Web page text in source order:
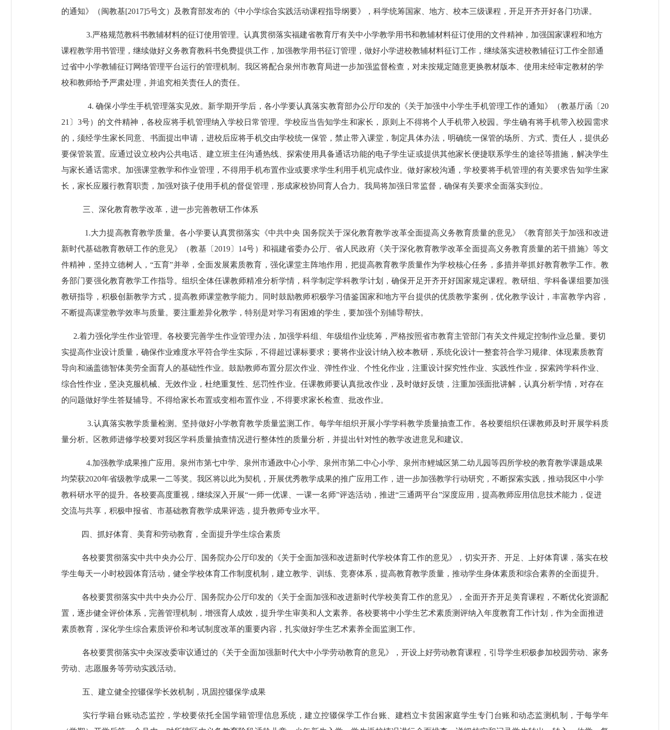
的通知》（闽教基[2017]5号文）及教育部发布的《中小学综合实践活动课程指导纲要》，科学统筹国家、地方、校本三级课程，开足开齐开好各门功课。
3.严格规范教科书教辅材料的征订使用管理。认真贯彻落实福建省教育厅有关中小学教学用书和教辅材料征订使用的文件精神，加强国家课程和地方
课程教学用书管理，继续做好义务教育教科书免费提供工作，加强教学用书征订管理，做好小学进校教辅材料征订工作，继续落实进校教辅征订工作全部通
过省中小学教辅征订网络管理平台运行的管理机制。我区将配合泉州市教育局进一步加强监督检查，对未按规定随意更换教材版本、使用未经审定教材的学
校和教师给予严肃处理，并追究相关责任人的责任。
4.确保小学生手机管理落实见效。新学期开学后，各小学要认真落实教育部办公厅印发的《关于加强中小学生手机管理工作的通知》 （教基厅函〔 20
21 〕 3号）的文件精神，各校应将手机管理纳入学校日常管理。学校应当告知学生和家长，原则上不得将个人手机带入校园。学生确有将手机带入校园需求
的，须经学生家长同意、书面提出申请，进校后应将手机交由学校统一保管，禁止带入课堂，制定具体办法，明确统一保管的场所、方式、责任人，提供必
要保管装置。应通过设立校内公共电话、建立班主任沟通热线、探索使用具备通话功能的电子学生证或提供其他家长便捷联系学生的途径等措施，解决学生
与家长通话需求。加强课堂教学和作业管理，不得用手机布置作业或要求学生利用手机完成作业。做好家校沟通，学校要将手机管理的有关要求告知学生家
长，家长应履行教育职责，加强对孩子使用手机的督促管理，形成家校协同育人合力。 我局将加强日常监督，确保有关要求全面落实到位。
三、深化教育教学改革，进一步完善教研工作体系
1.大力提高教育教学质量。各小学要认真贯彻落实《中共中央 国务院关于深化教育教学改革全面提高义务教育质量的意见》《教育部关于加强和改进
新时代基础教育教研工作的意见》（教基〔 2019〕 14号）和福建省委办公厅、省人民政府《关于深化教育教学改革全面提高义务教育质量的若干措施》等文
件精神，坚持立德树人，“五育”并举，全面发展素质教育，强化课堂主阵地作用， 把提高教育教学质量作为学校核心任务，多措并举抓好教育教学工作。教
务部门要强化教育教学工作指导。组织全体任课教师精准分析学情，科学制定学科教学计划，确保开足开齐开好国家规定课程。教研组、学科备课组要加强
教研指导，积极创新教学方式，提高教师课堂教学能力。同时鼓励教师积极学习借鉴国家和地方平台提供的优质教学案例，优化教学设计，丰富教学内容，
不断提高课堂教学效率与质量。要注重差异化教学，特别是对学习有困难的学生，要加强个别辅导帮扶。
2.着力强化学生作业管理。各校要完善学生作业管理办法，加强学科组、年级组作业统筹，严格按照省市教育主管部门有关文件规定控制作业总量。要切
实提高作业设计质量，确保作业难度水平符合学生实际，不得超过课标要求；要将作业设计纳入校本教研，系统化设计一整套符合学习规律、体现素质教育
导向和涵盖德智体美劳全面育人的基础性作业。鼓励教师布置分层次作业、弹性作业、个性化作业，注重设计探究性作业、实践性作业，探索跨学科作业、
综合性作业，坚决克服机械、无效作业，杜绝重复性、惩罚性作业。任课教师要认真批改作业，及时做好反馈，注重加强面批讲解，认真分析学情，对存在
的问题做好学生答疑辅导。不得给家长布置或变相布置作业，不得要求家长检查、批改作业。
3.认真落实教学质量检测。坚持做好小学教育教学质量监测工作。每学年组织开展小学学科教学质量抽查工作。各校要组织任课教师及时开展学科质
量分析。区教师进修学校要对我区学科质量抽查情况进行整体性的质量分析，并提出针对性的教学改进意见和建议。
4.加强教学成果推广应用。泉州市第七中学、泉州市通政中心小学、泉州市第二中心小学、泉州市鲤城区第二幼儿园等四所学校的教育教学课题成果
均荣获2020年省级教学成果一二等奖。我区将以此为契机，开展优秀教学成果的推广应用工作，进一步加强教学行动研究，不断探索实践，推动我区中小学
教科研水平的提升。各校要高度重视，继续深入开展“一师一优课、一课一名师”评选活动，推进“三通两平台”深度应用，提高教师应用信息技术能力，促进
交流与共享，积极申报省、市基础教育教学成果评选，提升教师专业水平。
四、抓好体育、美育和劳动教育，全面提升学生综合素质
各校要贯彻落实中共中央办公厅、国务院办公厅印发的《关于全面加强和改进新时代学校体育工作的意见》，切实开齐、开足、上好体育课，落实在校
学生每天一小时校园体育活动，健全学校体育工作制度机制，建立教学、训练、竞赛体系，提高教育教学质量，推动学生身体素质和综合素养的全面提升。
各校要贯彻落实中共中央办公厅、国务院办公厅印发的《关于全面加强和改进新时代学校美育工作的意见》，全面开齐开足美育课程，不断优化资源配
置，逐步健全评价体系，完善管理机制，增强育人成效，提升学生审美和人文素养。各校要将中小学生艺术素质测评纳入年度教育工作计划，作为全面推进
素质教育，深化学生综合素质评价和考试制度改革的重要内容，扎实做好学生艺术素养全面监测工作。
各校要贯彻落实中央深改委审议通过的《关于全面加强新时代大中小学劳动教育的意见》，开设上好劳动教育课程，引导学生积极参加校园劳动、家务
劳动、志愿服务等劳动实践活动。
五、建立健全控辍保学长效机制，巩固控辍保学成果
实行学籍台账动态监控，学校要依托全国学籍管理信息系统，建立控辍保学工作台账、建档立卡贫困家庭学生专门台账和动态监测机制，于每学年